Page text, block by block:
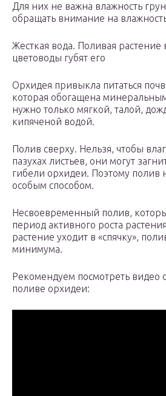
Для них не важна влажность
обращать внимание на
Жесткая вода. Поливая растение
цветоводы губят его
Орхидея привыкла питаться
которая обогащена
нужно только мягкой, талой,
кипяченой водой.
Полив сверху. Нельзя, чтобы
пазухах листьев, они могут
гибели орхидеи. Поэтому полив
особым способом.
Несвоевременный полив,
период активного роста
растение уходит в «спячку»,
минимума.
Рекомендуем посмотреть видео
поливе орхидеи: